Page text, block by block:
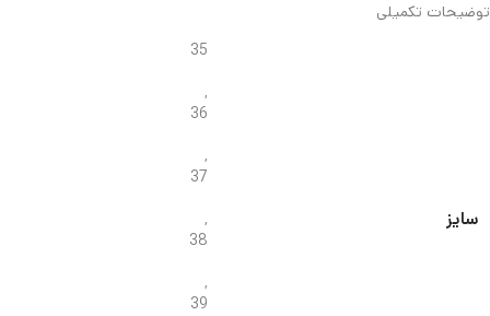
توضیحات تکمیلی
سایز
35
,
36
,
37
,
38
,
39